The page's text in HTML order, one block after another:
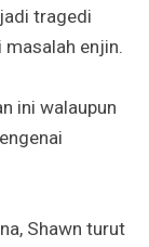
tragedi
enjin.
ini walaupun
Shawn turut